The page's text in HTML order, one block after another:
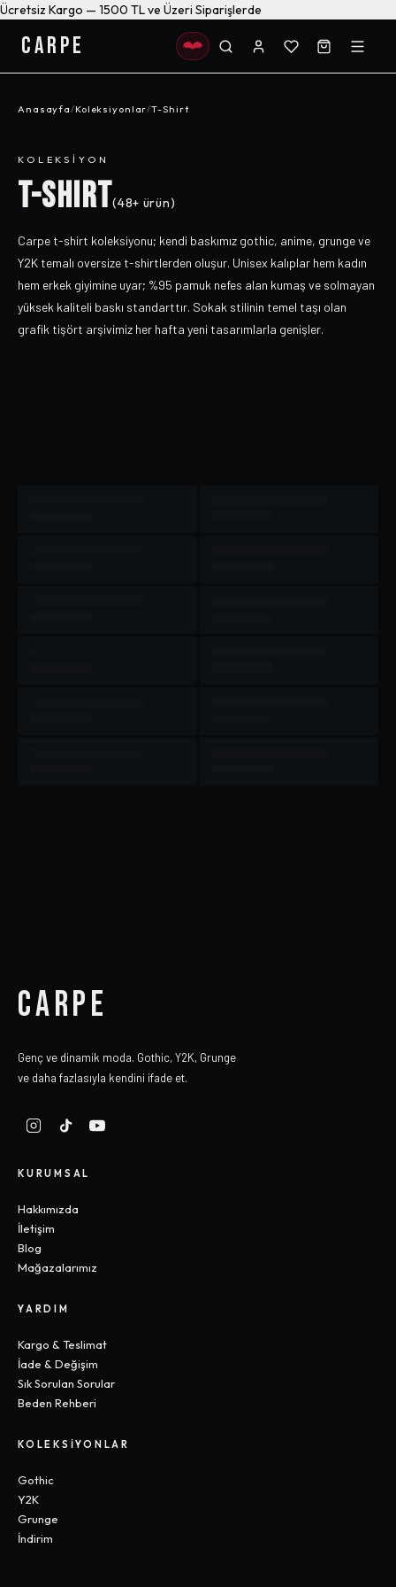
Ücretsiz Kargo — 1500 TL ve Üzeri Siparişlerde
CARPE
Anasayfa/Koleksiyonlar/T-Shirt
KOLEKSIYON
T-SHIRT(48+ ürün)
Carpe t-shirt koleksiyonu; kendi baskımız gothic, anime, grunge ve
Y2K temalı oversize t-shirtlerden oluşur. Unisex kalıplar hem kadın
hem erkek giyimine uyar; %95 pamuk nefes alan kumaş ve solmayan
yüksek kaliteli baskı standarttır. Sokak stilinin temel taşı olan
grafik tişört arşivimiz her hafta yeni tasarımlarla genişler.
CARPE
Genç ve dinamik moda. Gothic, Y2K, Grunge
ve daha fazlasıyla kendini ifade et.
KURUMSAL
Hakkımızda
İletişim
Blog
Mağazalarımız
YARDIM
Kargo & Teslimat
İade & Değişim
Sık Sorulan Sorular
Beden Rehberi
KOLEKSIYONLAR
Gothic
Y2K
Grunge
İndirim